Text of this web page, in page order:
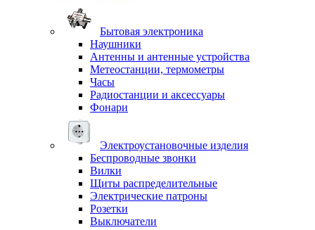
Бытовая электроника
Наушники
Антенны и антенные устройства
Метеостанции, термометры
Часы
Радиостанции и аксессуары
Фонари
Электроустановочные изделия
Беспроводные звонки
Вилки
Щиты распределительные
Электрические патроны
Розетки
Выключатели